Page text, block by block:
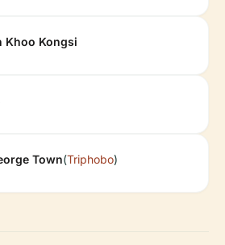
Khoo Kongsi
Town(Triphobo)